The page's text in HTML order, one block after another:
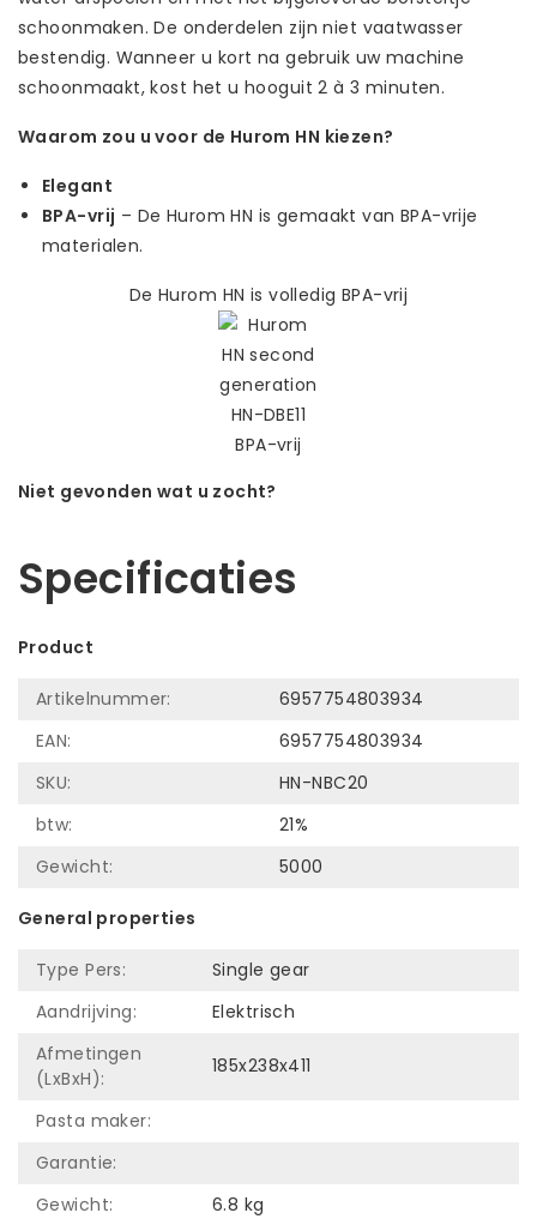
schoonmaken. De onderdelen zijn niet vaatwasser
bestendig. Wanneer u kort na gebruik uw machine
schoonmaakt, kost het u hooguit 2 à 3 minuten.
Waarom zou u voor de Hurom HN kiezen?
Elegant
BPA-vrij – De Hurom HN is gemaakt van BPA-vrije
materialen.
De Hurom HN is volledig BPA-vrij
Niet gevonden wat u zocht?
Specificaties
Product
Artikelnummer:
6957754803934
EAN:
6957754803934
SKU:
HN-NBC20
btw:
21%
Gewicht:
5000
General properties
Type Pers:
Single gear
Aandrijving:
Elektrisch
Afmetingen
(LxBxH):
185x238x411
Pasta maker:
Garantie:
Gewicht:
6.8 kg